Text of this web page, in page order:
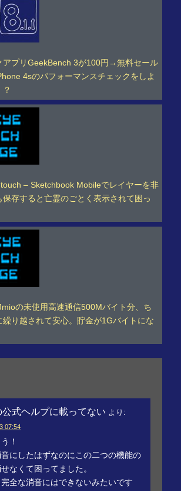
アプリGeekBench 3が100円→無料セール
4sのパフォーマンスチェックをしよ
？
– Sketchbook Mobileでレイヤーを非
保存すると亡霊のごとく表示されて困っ
の未使用高速通信500Mバイト分、ち
繰り越されて安心。貯金が1Gバイトにな
式ヘルプに載ってない より:
07:54
！
にしたはずなのにこの二つの機能の
なくて困ってました。
全な消音にはできないみたいです